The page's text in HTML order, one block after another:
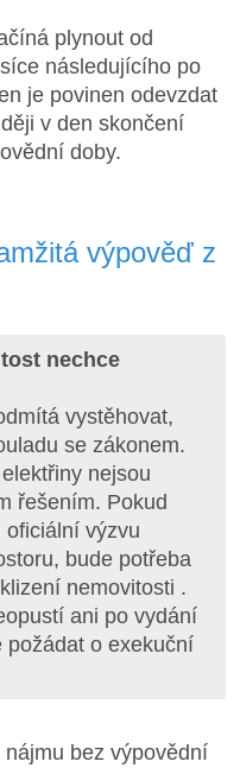
plynout od
následujícího po
je povinen odevzdat
v den skončení
doby.
výpověď z
nechce
vystěhovat,
se zákonem.
nejsou
řešením. Pokud
oficiální výzvu
bude potřeba
nemovitosti .
ani po vydání
o exekuční
bez výpovědní